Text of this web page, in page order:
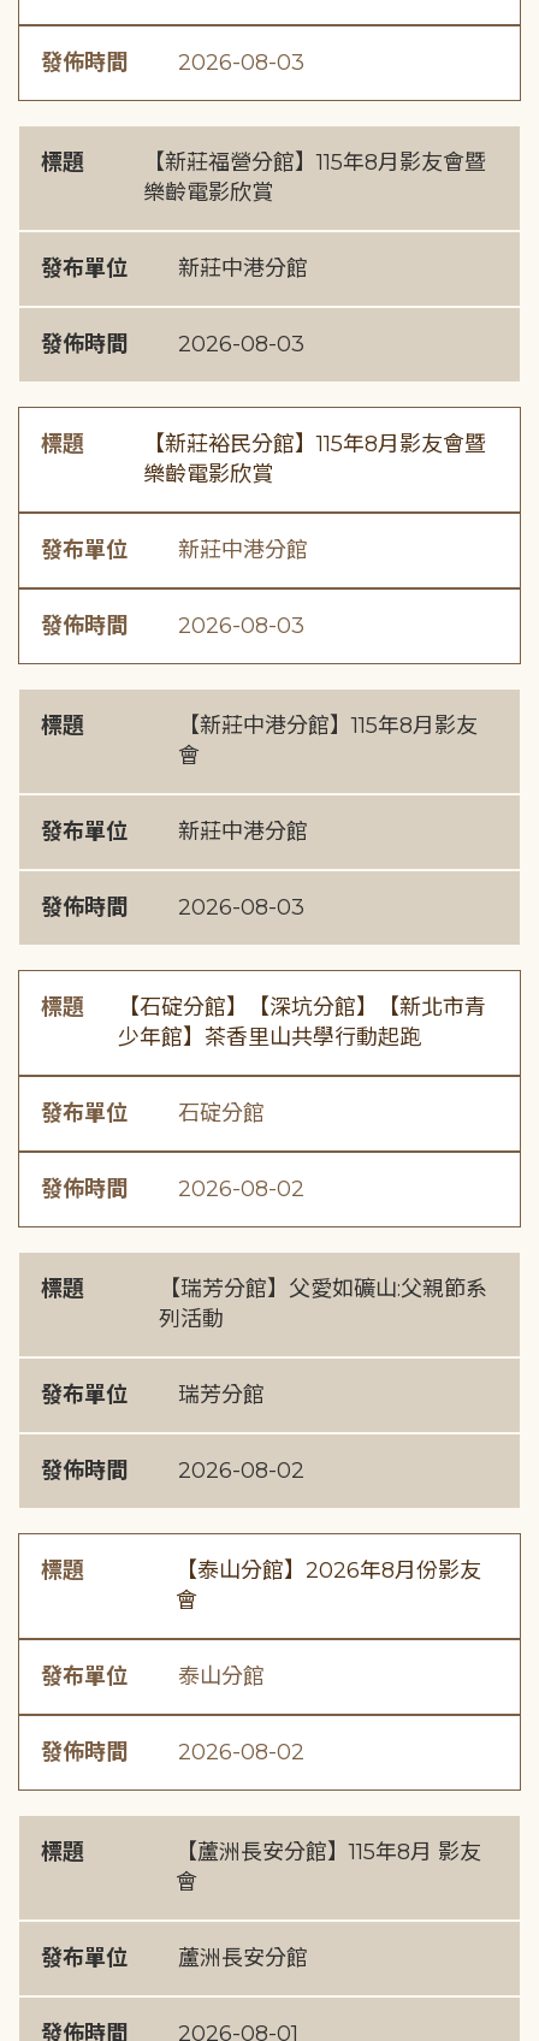
發佈時間 2026-08-03
標題
【新莊福營分館】115年8月影友會暨
樂齡電影欣賞
發布單位 新莊中港分館
發佈時間 2026-08-03
標題
【新莊裕民分館】115年8月影友會暨
樂齡電影欣賞
發布單位 新莊中港分館
發佈時間 2026-08-03
標題
【新莊中港分館】115年8月影友
會
發布單位 新莊中港分館
發佈時間 2026-08-03
標題
【石碇分館】【深坑分館】【新北市青
少年館】茶香里山共學行動起跑
發布單位 石碇分館
發佈時間 2026-08-02
標題
【瑞芳分館】父愛如礦山:父親節系
列活動
發布單位 瑞芳分館
發佈時間 2026-08-02
標題
【泰山分館】2026年8月份影友
會
發布單位 泰山分館
發佈時間 2026-08-02
標題
【蘆洲長安分館】115年8月 影友
會
發布單位 蘆洲長安分館
發佈時間 2026-08-01